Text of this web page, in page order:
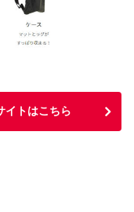
イトはこちら